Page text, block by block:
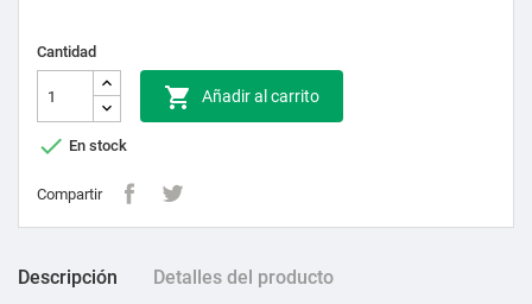
Cantidad
 Añadir al carrito
 En stock
Compartir
Descripción Detalles del producto